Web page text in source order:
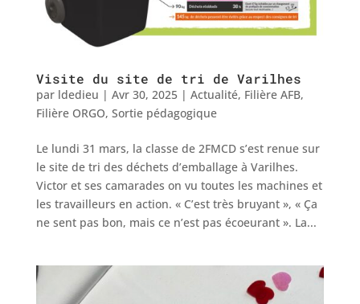
Visite du site de tri de Varilhes
par ldedieu | Avr 30, 2025| Actualité, Filière AFB,
Filière ORGO, Sortie pédagogique
Le lundi 31 mars, la classe de 2FMCD s’est renue sur
le site de tri des déchets d’emballage à Varilhes.
Victor et ses camarades on vu toutes les machines et
les travailleurs en action. « C’est très bruyant », « Ça
ne sent pas bon, mais ce n’est pas écoeurant ». La...